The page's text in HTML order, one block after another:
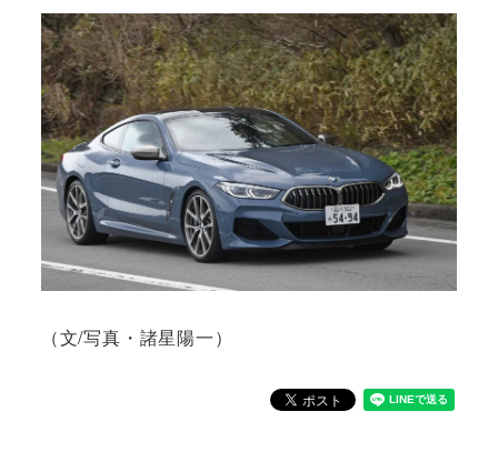
（文/写真・諸星陽一）